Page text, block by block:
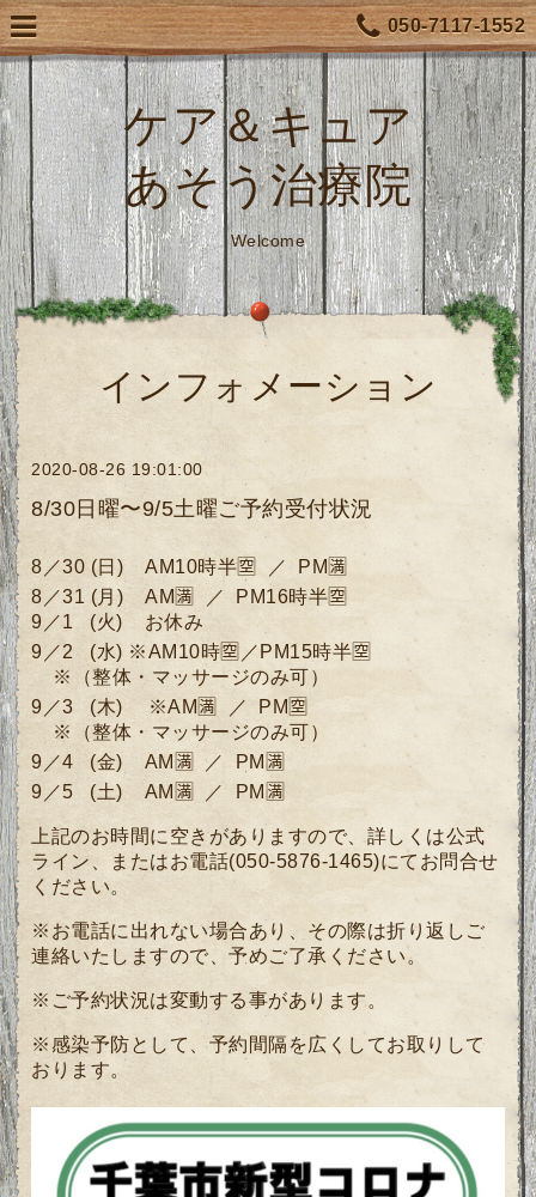
050-7117-1552
ケア＆キュア
あそう治療院
Welcome
インフォメーション
2020-08-26 19:01:00
8/30日曜〜9/5土曜ご予約受付状況
8／30 (日)
AM10時半🈳 ／ PM🈵
8／31 (月)AM🈵 ／ PM16時半🈳
9／1 (火) お休み
9／2 (水) ※AM10時🈳／PM15時半🈳
※（整体・マッサージのみ可）
9／3 (木) ※AM🈵 ／ PM🈳
※（整体・マッサージのみ可）
9／4 (金) AM🈵 ／ PM🈵
9／5 (土) AM🈵 ／ PM🈵
上記のお時間に空きがありますので、詳しくは公式
ライン、またはお電話(050-5876-1465)にてお問合せ
ください。
※お電話に出れない場合あり、その際は折り返しご
連絡いたしますので、予めご了承ください。
※ご予約状況は変動する事があります。
※感染予防として、予約間隔を広くしてお取りして
おります。